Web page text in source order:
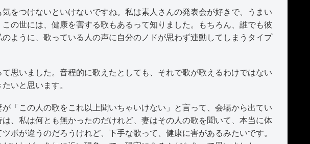
をつけないといけないですね。私は素人さんの発表会が好きで、うまい
の世には、健康を害する歌もあるって知りました。もちろん、誰でも彼
ように、歌っている人の声に自分のノドが思わず連動してしまうタイプ
思いました。音程的に歌えたとしても、それで歌が歌えるわけではない
いと思います。
「この人の歌をこれ以上聞いちゃいけない」と言って、会場から出てい
、私は何とも無かったのだけれど、妻はその人の歌を聞いて、本当に体
ボが違うのだろうけれど、下手な歌って、健康に害があるみたいです。